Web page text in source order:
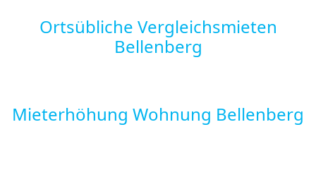
Ortsübliche Vergleichsmieten
Bellenberg
Mieterhöhung Wohnung Bellenberg